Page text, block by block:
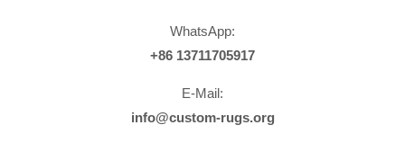
WhatsApp:
+86 13711705917
E-Mail:
info@custom-rugs.org